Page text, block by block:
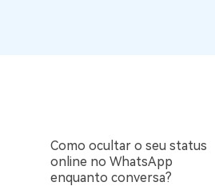
Como ocultar o seu status
online no WhatsApp
enquanto conversa?